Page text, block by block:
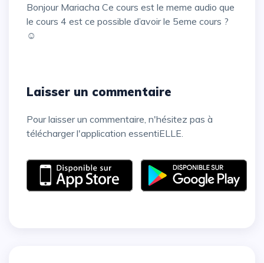
Bonjour Mariacha Ce cours est le meme audio que
le cours 4 est ce possible d’avoir le 5eme cours ?
☺️
Laisser un commentaire
Pour laisser un commentaire, n'hésitez pas à
télécharger l'application essentiELLE.